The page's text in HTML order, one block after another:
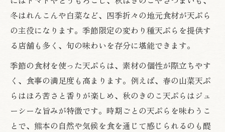
冬はれんこんや白菜など、四季折々の地元食材が天ぷら
の主役になります。季節限定の変わり種天ぷらを提供す
る店舗も多く、旬の味わいを存分に堪能できます。
季節の食材を使った天ぷらは、素材の個性が際立ちやす
く、食事の満足度も高まります。例えば、春の山菜天ぷ
らはほろ苦さと香りが楽しめ、秋のきのこ天ぷらはジュ
ーシーな旨みが特徴です。時期ごとの天ぷらを味わうこ
とで、熊本の自然や気候を食を通じて感じられるのも醍